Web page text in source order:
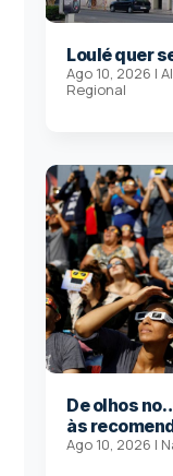
Loulé quer
Ago 10, 2026 |
Regional
De olhos
às
Ago 10, 2026 |